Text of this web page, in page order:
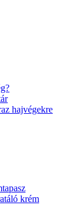
hajvégekre
krém